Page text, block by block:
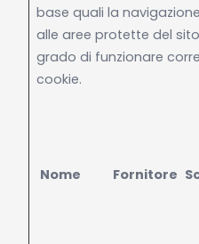
base quali la
alle aree protette del
grado di funzionare
cookie.
Nome Fornitore